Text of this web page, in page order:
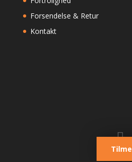
Forsendelse & Retur
Kontakt
Elegant Themes|